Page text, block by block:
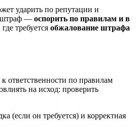
ударить по репутации и
штраф — оспорить по правилам и в
требуется обжалование штрафа
ответственности по правилам
на исход: проверить
(если он требуется) и корректная